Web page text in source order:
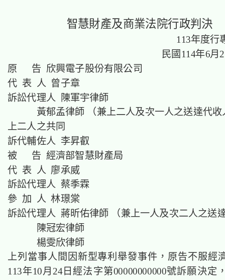
智慧財產及商業法院行政判決
113年度行
民國114年6月
原 告 欣興電子股份有限公司
代 表 人 曾子章
訴訟代理人 陳軍宇律師
黃郁孟律師 （兼上二人及次一人之送達代收
上二人之共同
訴代輔佐人 李昇叡
被 告 經濟部智慧財產局
代 表 人 廖承威
訴訟代理人 蔡季霖
參 加 人 林璟棠
訴訟代理人 蔣昕佑律師 （兼上一人及次二人之送
陳冠宏律師
楊雯欣律師
上列當事人間因新型專利舉發事件，原告不服經
113年10月24日經法字第00000000000號訴願決定